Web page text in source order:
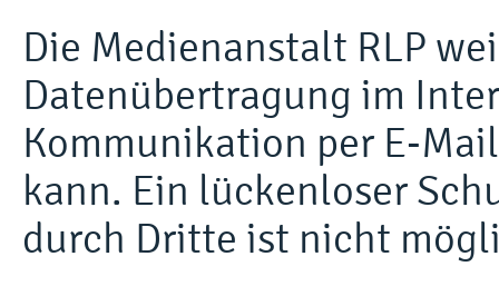
Die Medienanstalt RLP
Datenübertragung im
Kommunikation per E-
kann. Ein lückenloser
durch Dritte ist nicht